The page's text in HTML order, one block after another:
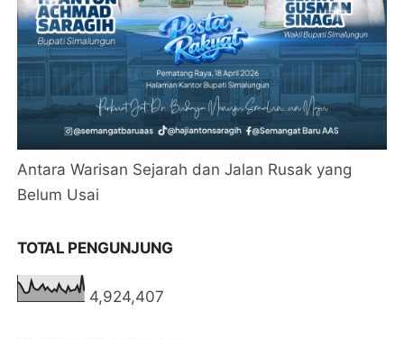
Antara Warisan Sejarah dan Jalan Rusak yang
Belum Usai
TOTAL PENGUNJUNG
4,924,407